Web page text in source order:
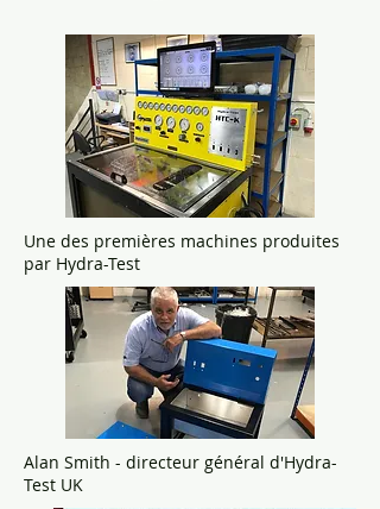
Une des premières machines produites
par Hydra-Test
Alan Smith - directeur général d'Hydra-
Test UK